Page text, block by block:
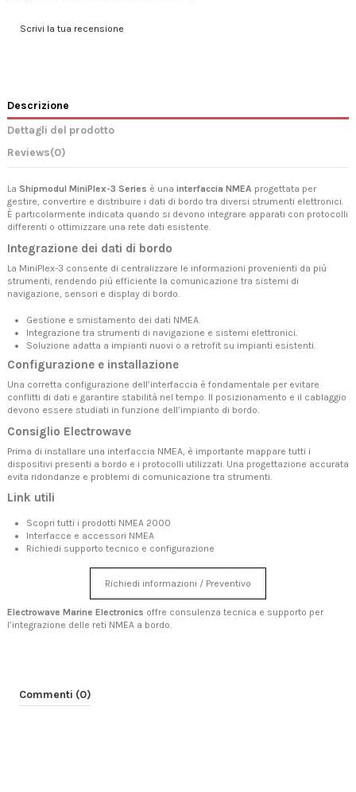
Scrivi la tua recensione
Descrizione
Dettagli del prodotto
Reviews(0)
La Shipmodul MiniPlex-3 Series è una interfaccia NMEA progettata per
gestire, convertire e distribuire i dati di bordo tra diversi strumenti elettronici.
È particolarmente indicata quando si devono integrare apparati con protocolli
differenti o ottimizzare una rete dati esistente.
Integrazione dei dati di bordo
La MiniPlex-3 consente di centralizzare le informazioni provenienti da più
strumenti, rendendo più efficiente la comunicazione tra sistemi di
navigazione, sensori e display di bordo.
Gestione e smistamento dei dati NMEA.
Integrazione tra strumenti di navigazione e sistemi elettronici.
Soluzione adatta a impianti nuovi o a retrofit su impianti esistenti.
Configurazione e installazione
Una corretta configurazione dell’interfaccia è fondamentale per evitare
conflitti di dati e garantire stabilità nel tempo. Il posizionamento e il cablaggio
devono essere studiati in funzione dell’impianto di bordo.
Consiglio Electrowave
Prima di installare una interfaccia NMEA, è importante mappare tutti i
dispositivi presenti a bordo e i protocolli utilizzati. Una progettazione accurata
evita ridondanze e problemi di comunicazione tra strumenti.
Link utili
Scopri tutti i prodotti NMEA 2000
Interfacce e accessori NMEA
Richiedi supporto tecnico e configurazione
Richiedi informazioni / Preventivo
Electrowave Marine Electronics offre consulenza tecnica e supporto per
l’integrazione delle reti NMEA a bordo.
Commenti (0)